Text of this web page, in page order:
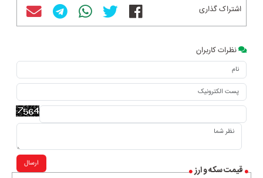
قیمت سکه و ارز
اشتراک گذاری
نظرات کاربران
ارسال